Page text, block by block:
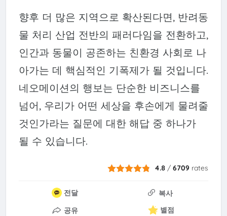
향후 더 많은 지역으로 확산된다면, 반려동
물 처리 산업 전반의 패러다임을 전환하고,
인간과 동물이 공존하는 친환경 사회로 나
아가는 데 핵심적인 기폭제가 될 것입니다.
네오메이션의 행보는 단순한 비즈니스를
넘어, 우리가 어떤 세상을 후손에게 물려줄
것인가라는 질문에 대한 해답 중 하나가
될 수 있습니다.
4.8 /6709 rates
전달
복사
공유
별점